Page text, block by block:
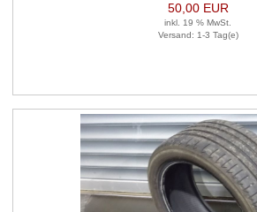
50,00 EUR
inkl. 19 % MwSt.
Versand: 1-3 Tag(e)